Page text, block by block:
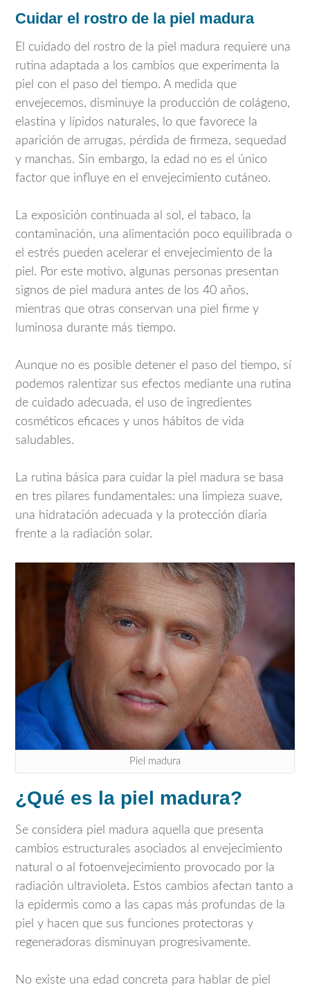
Cuidar el rostro de la piel madura
El cuidado del rostro de la piel madura requiere una
rutina adaptada a los cambios que experimenta la
piel con el paso del tiempo. A medida que
envejecemos, disminuye la producción de colágeno,
elastina y lípidos naturales, lo que favorece la
aparición de arrugas, pérdida de firmeza, sequedad
y manchas. Sin embargo, la edad no es el único
factor que influye en el envejecimiento cutáneo.
La exposición continuada al sol, el tabaco, la
contaminación, una alimentación poco equilibrada o
el estrés pueden acelerar el envejecimiento de la
piel. Por este motivo, algunas personas presentan
signos de piel madura antes de los 40 años,
mientras que otras conservan una piel firme y
luminosa durante más tiempo.
Aunque no es posible detener el paso del tiempo, sí
podemos ralentizar sus efectos mediante una rutina
de cuidado adecuada, el uso de ingredientes
cosméticos eficaces y unos hábitos de vida
saludables.
La rutina básica para cuidar la piel madura se basa
en tres pilares fundamentales: una limpieza suave,
una hidratación adecuada y la protección diaria
frente a la radiación solar.
Piel madura
¿Qué es la piel madura?
Se considera piel madura aquella que presenta
cambios estructurales asociados al envejecimiento
natural o al fotoenvejecimiento provocado por la
radiación ultravioleta. Estos cambios afectan tanto a
la epidermis como a las capas más profundas de la
piel y hacen que sus funciones protectoras y
regeneradoras disminuyan progresivamente.
No existe una edad concreta para hablar de piel